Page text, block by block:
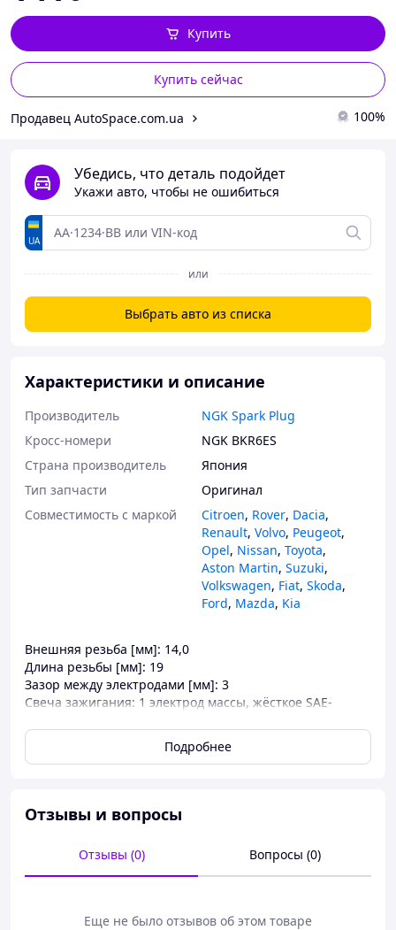
Купить сейчас
Купить
Продавец AutoSpace.com.ua 100%
Убедись, что деталь подойдет
Укажи авто, чтобы не ошибиться
UA
или
Выбрать авто из списка
Характеристики и описание
Производитель
NGK Spark Plug
Кросс-номери
NGK BKR6ES
Страна производитель
Япония
Тип запчасти
Оригинал
Совместимость с маркой
Citroen, Rover, Dacia,
Renault, Volvo, Peugeot,
Opel, Nissan, Toyota,
Aston Martin, Suzuki,
Volkswagen, Fiat, Skoda,
Ford, Mazda, Kia
Внешняя резьба [мм]: 14,0
Длина резьбы [мм]: 19
Зазор между электродами [мм]: 3
Свеча зажигания: 1 электрод массы, жёсткое SAE-
помехоподавлением, 5 кОм
Ширина зева гаечного ключа: 16,0 mm
JOHNSON 4T J 90 P (2003-2004)
JOHNSON 4T J 140 P (2003-2005)
Подробнее
Отзывы и вопросы
Отзывы (0) Вопросы (0)
Еще не было отзывов об этом товаре